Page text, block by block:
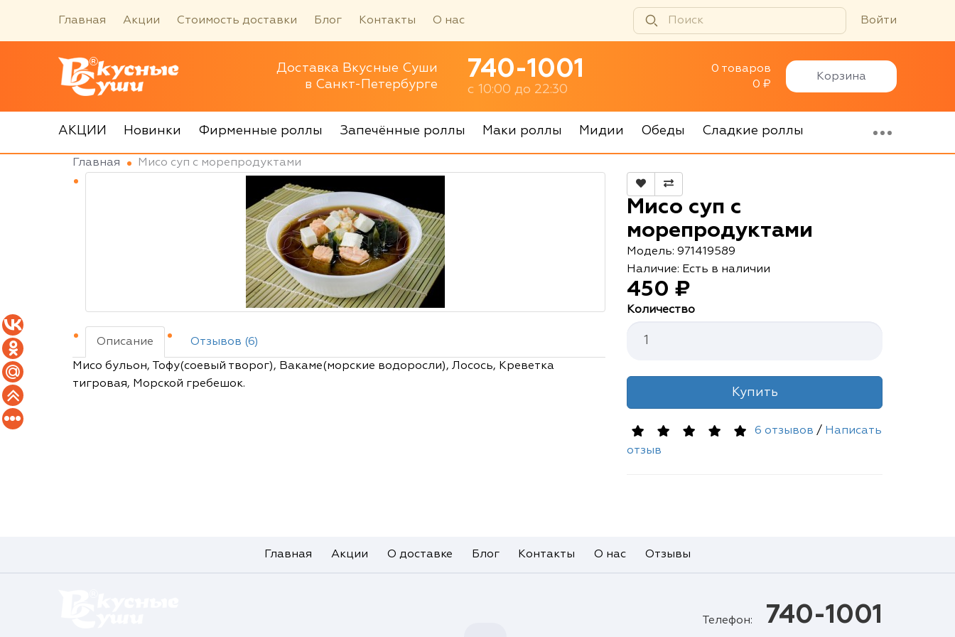
Главная Акции Стоимость доставки Блог Контакты О нас Войти
Доставка Вкусные Суши
в Санкт-Петербурге
740-1001
с 10:00 до 22:30
0 товаров
0 ₽
Корзина
АКЦИИ Новинки Фирменные роллы Запечённые роллы Маки роллы Мидии Обеды Сладкие роллы
Главная Мисо суп с морепродуктами
Описание Отзывов (6)
Мисо бульон, Тофу(соевый творог), Вакаме(морские водоросли), Лосось, Креветка
тигровая, Морской гребешок.
Мисо суп с
морепродуктами
Модель: 971419589
Наличие: Есть в наличии
450 ₽
Количество
Купить
6 отзывов / Написать
отзыв
Главная Акции О доставке Блог Контакты О нас Отзывы
Телефон: 740-1001